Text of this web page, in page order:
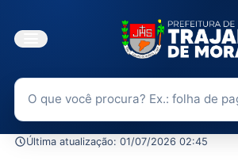
Buscar no Portal da Transparência
Última atualização: 01/07/2026 02:45